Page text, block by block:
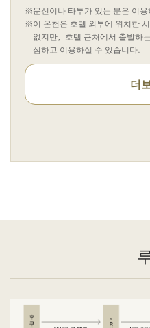
※문신이나 타투가 있는 분은 이용
※이 온천은 호텔 외부에 위치한
없지만, 호텔 근처에서 출발하
심하고 이용하실 수 있습니다.
더